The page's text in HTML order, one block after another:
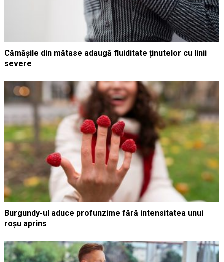
Cămășile din mătase adaugă fluiditate ținutelor cu linii
severe
Burgundy-ul aduce profunzime fără intensitatea unui
roșu aprins